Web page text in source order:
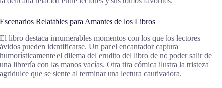
Escenarios Relatables para Amantes de los Libros
El libro destaca innumerables momentos con los que los lectores
ávidos pueden identificarse. Un panel encantador captura
humorísticamente el dilema del erudito del libro de no poder salir de
una librería con las manos vacías. Otra tira cómica ilustra la tristeza
agridulce que se siente al terminar una lectura cautivadora.